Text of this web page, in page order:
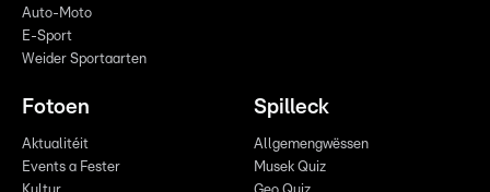
Auto-Moto
E-Sport
Weider Sportaarten
Fotoen
Aktualitéit
Events a Fester
Spilleck
Allgemengwëssen
Musek Quiz